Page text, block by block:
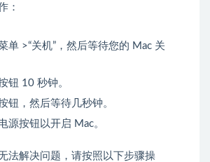
：
单 >“关机”，然后等待您的 Mac 关
钮 10 秒钟。
钮，然后等待几秒钟。
源按钮以开启 Mac。
法解决问题，请按照以下步骤操